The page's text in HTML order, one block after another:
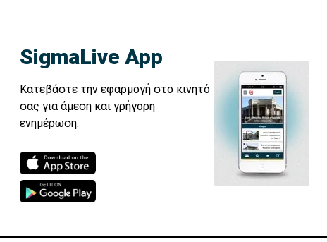
SigmaLive App
Κατεβάστε την εφαρμογή στο κινητό
σας για άμεση και γρήγορη
ενημέρωση.